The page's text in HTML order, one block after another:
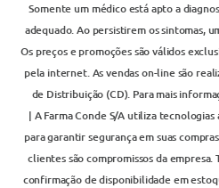
Somente um médico está apto a
adequado. Ao persistirem os sintomas,
Os preços e promoções são válidos
pela internet. As vendas on-line são
de Distribuição (CD). Para mais
| A Farma Conde S/A utiliza
para garantir segurança em suas
clientes são compromissos da empresa.
confirmação de disponibilidade em